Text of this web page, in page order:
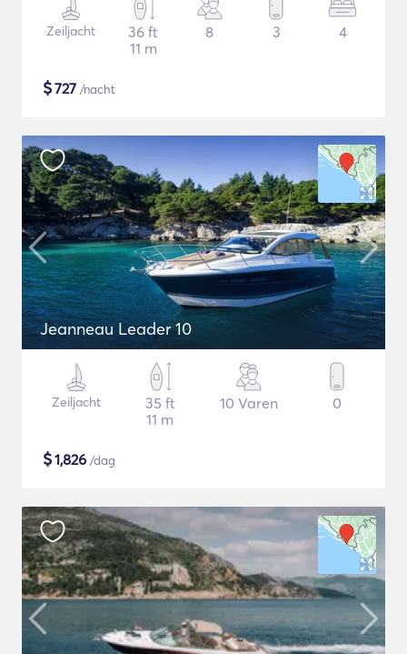
Zeiljacht
36 ft
11 m
8 3 4
$727 /nacht
Jeanneau Leader 10
Zeiljacht
35 ft
11 m
10 Varen 0
$1,826 /dag